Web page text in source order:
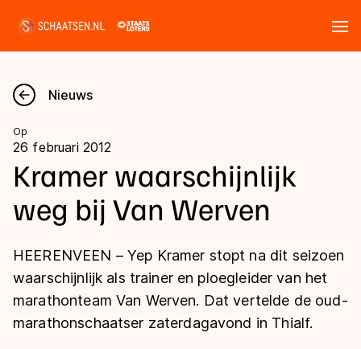
Nieuws
Kalender
Disciplines
Langebaan
Shorttrack
Inlineskaten
Uitslagen
Langebaan
Shorttrack
Tijden & historie
Nieuws
Op
26 februari 2012
Kramer waarschijnlijk
weg bij Van Werven
HEERENVEEN – Yep Kramer stopt na dit seizoen
waarschijnlijk als trainer en ploegleider van het
marathonteam Van Werven. Dat vertelde de oud-
marathonschaatser zaterdagavond in Thialf.